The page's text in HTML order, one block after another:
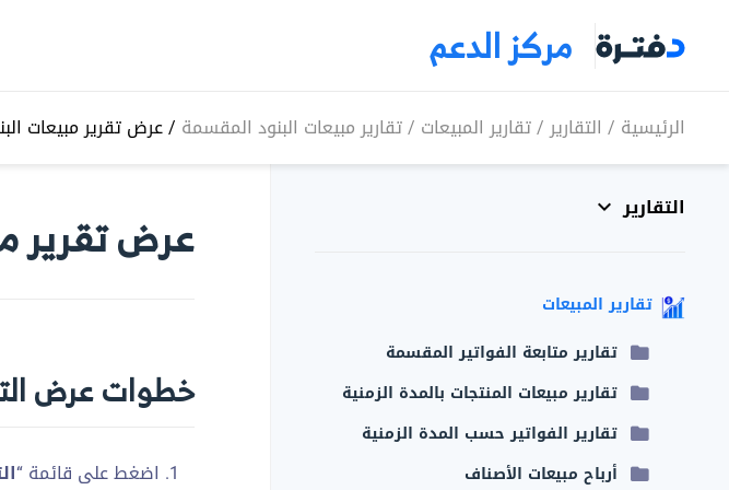
مركز الدعم
الرئيسية / التقارير/تقارير المبيعات /تقارير مبيعات البنود المقسمة /عرض تقرير مبيعات
التقارير
تقارير المبيعات
تقارير متابعة الفواتير المقسمة
تقارير مبيعات المنتجات بالمدة الزمنية
تقارير الفواتير حسب المدة الزمنية
أرباح مبيعات الأصناف
عرض تقرير
خطوات عرض
اضغط على قائمة “